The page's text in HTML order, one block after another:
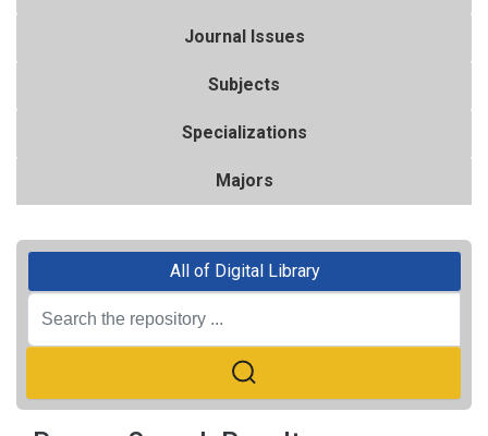
Journal Issues
Subjects
Specializations
Majors
All of Digital Library